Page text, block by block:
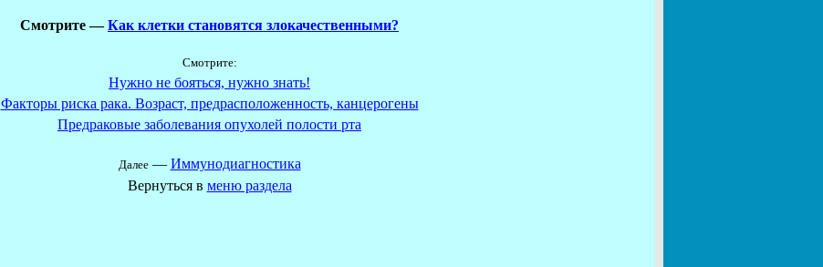
Смотрите —Как клетки становятся злокачественными?
Смотрите:
Нужно не бояться, нужно знать!
Факторы риска рака. Возраст, предрасположенность, канцерогены
Предраковые заболевания опухолей полости рта
Далее— Иммунодиагностика
Вернуться в меню раздела